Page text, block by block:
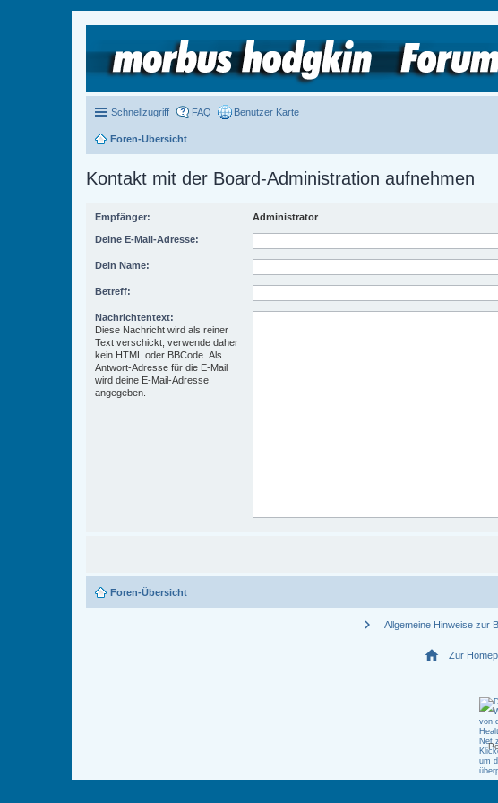
Schnellzugriff FAQ Benutzer Karte
Foren-Übersicht
Kontakt mit der Board-Administration aufnehmen
Empfänger: Administrator
Deine E-Mail-Adresse:
Dein Name:
Betreff:
Nachrichtentext:
Diese Nachricht wird als reiner
Text verschickt, verwende daher
kein HTML oder BBCode. Als
Antwort-Adresse für die E-Mail
wird deine E-Mail-Adresse
angegeben.
Foren-Übersicht
chevron_right Allgemeine Hinweise zur
home Zur